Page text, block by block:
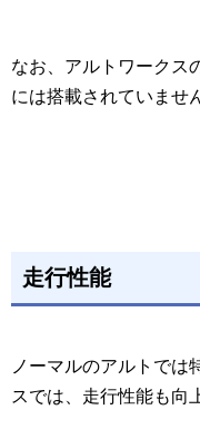
なお、アルトワークス
には搭載されていませ
走行性能
ノーマルのアルトでは
スでは、走行性能も向